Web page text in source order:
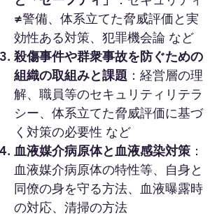
≠警備、体系立てた脅威評価と実
効性ある対策、犯罪機会論 など
​殺傷事件や群衆事故を防ぐための
組織の取組みと課題 ：経営層の理
解、職員等のセキュリティリテラ
シー、体系立てた脅威評価に基づ
く対策の必要性 など
血液媒介病原体と血液感染対策 ：
血液媒介病原体の特性等、自身と
同僚の身を守る方法、血液曝露時
の対応、清掃の方法